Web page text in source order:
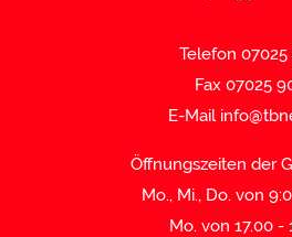
Telefon
Fax 07025
E-Mail
Öffnungszeiten der
Mo., Mi., Do. von
Mo. von 17.00 -